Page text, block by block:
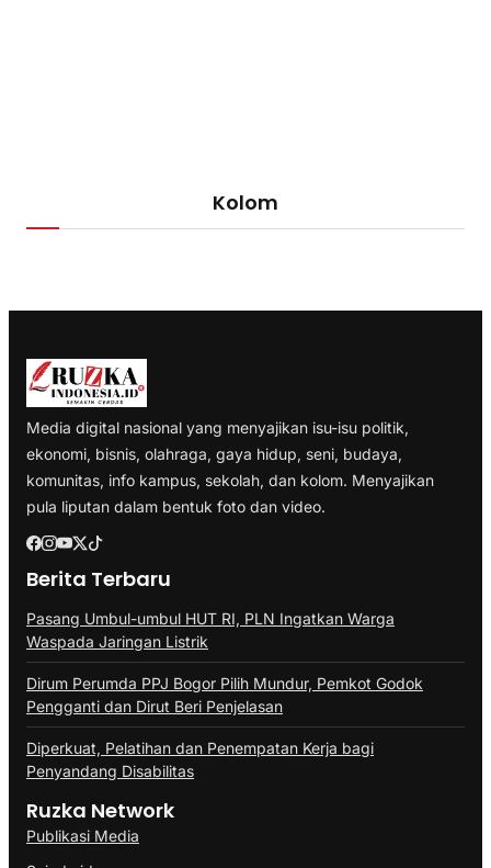
Kolom
Media digital nasional yang menyajikan isu-isu politik,
ekonomi, bisnis, olahraga, gaya hidup, seni, budaya,
komunitas, info kampus, sekolah, dan kolom. Menyajikan
pula liputan dalam bentuk foto dan video.
Berita Terbaru
Pasang Umbul-umbul HUT RI, PLN Ingatkan Warga
Waspada Jaringan Listrik
Dirum Perumda PPJ Bogor Pilih Mundur, Pemkot Godok
Pengganti dan Dirut Beri Penjelasan
Diperkuat, Pelatihan dan Penempatan Kerja bagi
Penyandang Disabilitas
Ruzka Network
Publikasi Media